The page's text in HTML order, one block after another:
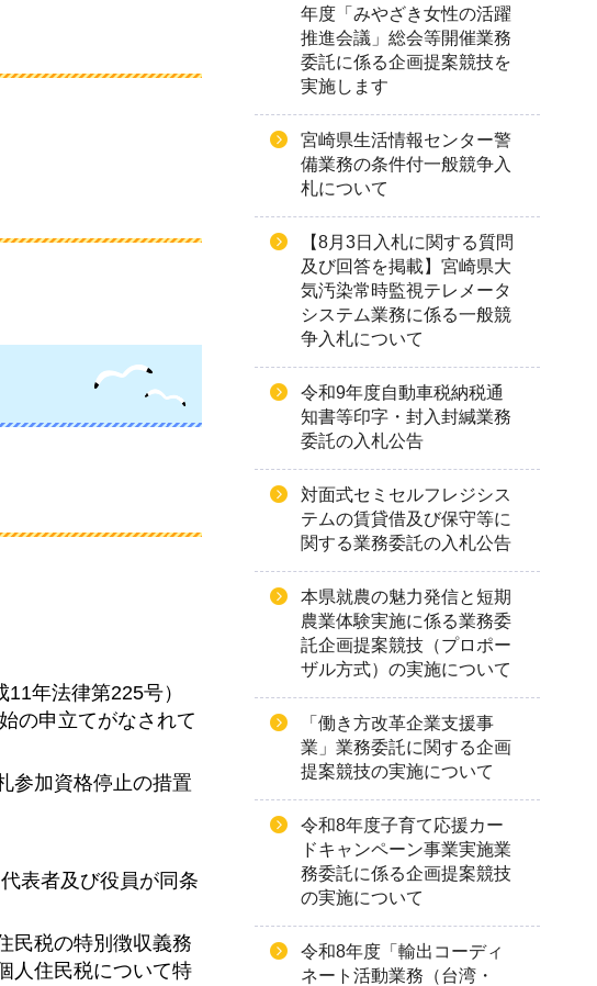
年法律第225号）
の申立てがなされて
参加資格停止の措置
表者及び役員が同条
民税の特別徴収義務
人住民税について特
年度「みやざき女性の活躍
推進会議」総会等開催業務
委託に係る企画提案競技を
実施します
宮崎県生活情報センター警
備業務の条件付一般競争入
札について
【8月3日入札に関する質問
及び回答を掲載】宮崎県大
気汚染常時監視テレメータ
システム業務に係る一般競
争入札について
令和9年度自動車税納税通
知書等印字・封入封緘業務
委託の入札公告
対面式セミセルフレジシス
テムの賃貸借及び保守等に
関する業務委託の入札公告
本県就農の魅力発信と短期
農業体験実施に係る業務委
託企画提案競技（プロポー
ザル方式）の実施について
「働き方改革企業支援事
業」業務委託に関する企画
提案競技の実施について
令和8年度子育て応援カー
ドキャンペーン事業実施業
務委託に係る企画提案競技
の実施について
令和8年度「輸出コーディ
ネート活動業務（台湾・